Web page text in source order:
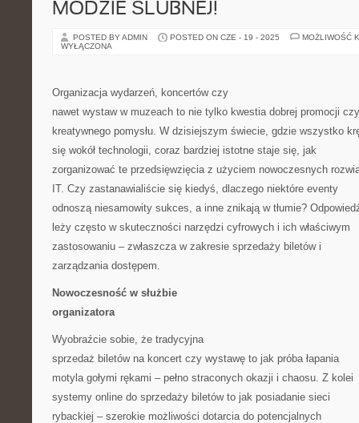
MODZIE ŚLUBNEJ!
POSTED BY ADMIN POSTED ON CZE - 19 - 2025
MOŻLIWOŚĆ
WYŁĄCZONA
Organizacja wydarzeń, koncertów czy
nawet wystaw w muzeach to nie tylko kwestia dobrej promocji czy
kreatywnego pomysłu. W dzisiejszym świecie, gdzie wszystko
się wokół technologii, coraz bardziej istotne staje się, jak
zorganizować te przedsięwzięcia z użyciem nowoczesnych
IT. Czy zastanawialiście się kiedyś, dlaczego niektóre eventy
odnoszą niesamowity sukces, a inne znikają w tłumie?
leży często w skuteczności narzędzi cyfrowych i ich właściwym
zastosowaniu – zwłaszcza w zakresie sprzedaży biletów i
zarządzania dostępem.
Nowoczesność w służbie
organizatora
Wyobraźcie sobie, że tradycyjna
sprzedaż biletów na koncert czy wystawę to jak próba łapania
motyla gołymi rękami – pełno straconych okazji i chaosu. Z kolei
systemy online do sprzedaży biletów to jak posiadanie sieci
rybackiej – szerokie możliwości dotarcia do potencjalnych